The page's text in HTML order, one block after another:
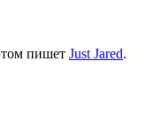
пишет Just Jared.